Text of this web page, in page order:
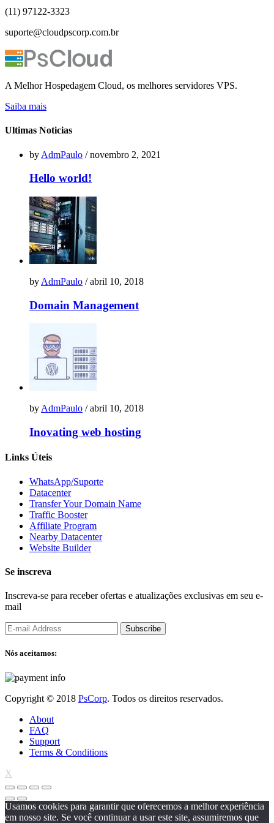
(11) 97122-3323
suporte@cloudpscorp.com.br
A Melhor Hospedagem Cloud, os melhores servidores VPS.
Saiba mais
Ultimas Noticias
by AdmPaulo / novembro 2, 2021
Hello world!
by AdmPaulo / abril 10, 2018
Domain Management
byAdmPaulo / abril 10, 2018
Inovating web hosting
Links Úteis
WhatsApp/Suporte
Datacenter
Transfer Your Domain Name
Traffic Booster
Affiliate Program
Nearby Datacenter
Website Builder
Se inscreva
Inscreva-se para receber ofertas e atualizações exclusivas em seu e-
mail
Subscribe
Nós aceitamos:
Copyright © 2018 PsCorp. Todos os direitos reservados.
About
FAQ
Support
Terms & Conditions
X
Usamos cookies para garantir que oferecemos a melhor experiência
em nosso site. Se você continuar a usar este site, assumiremos que